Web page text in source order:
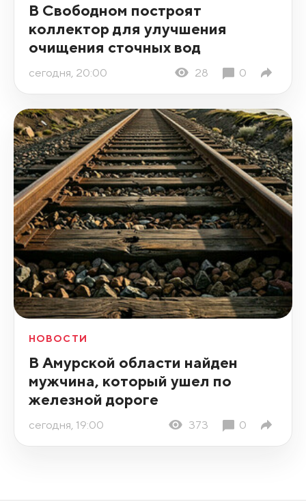
В Свободном построят
коллектор для улучшения
очищения сточных вод
сегодня, 20:00 28 0
НОВОСТИ
В Амурской области найден
мужчина, который ушел по
железной дороге
сегодня, 19:00 373 0